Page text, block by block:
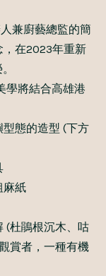
兼廚藝總監的簡
，在2023年重新
學將結合高雄港
態的造型 (下方
麻紙
(杜鵑根沉木、咕
賞者，一種有機